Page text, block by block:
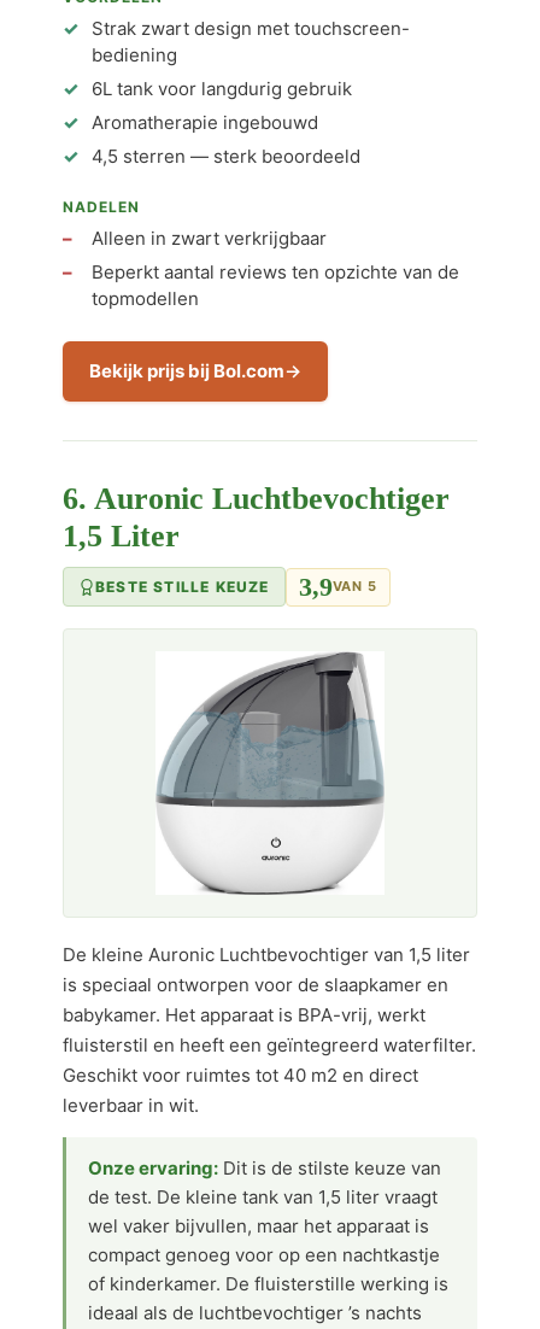
Strak zwart design met touchscreen-
bediening
6L tank voor langdurig gebruik
Aromatherapie ingebouwd
4,5 sterren — sterk beoordeeld
NADELEN
Alleen in zwart verkrijgbaar
Beperkt aantal reviews ten opzichte van de
topmodellen
Bekijk prijs bij Bol.com
6. Auronic Luchtbevochtiger
1,5 Liter
BESTE STILLE KEUZE 3,9VAN 5
De kleine Auronic Luchtbevochtiger van 1,5 liter
is speciaal ontworpen voor de slaapkamer en
babykamer. Het apparaat is BPA-vrij, werkt
fluisterstil en heeft een geïntegreerd waterfilter.
Geschikt voor ruimtes tot 40 m2 en direct
leverbaar in wit.
Onze ervaring: Dit is de stilste keuze van
de test. De kleine tank van 1,5 liter vraagt
wel vaker bijvullen, maar het apparaat is
compact genoeg voor op een nachtkastje
of kinderkamer. De fluisterstille werking is
ideaal als de luchtbevochtiger ’s nachts